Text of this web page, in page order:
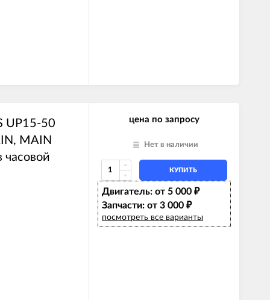
UP15-50
MAIN
часовой
цена по запросу
Нет в наличии
КУПИТЬ
Двигатель: от 5 000 ₽
Запчасти: от 3 000 ₽
посмотреть все варианты